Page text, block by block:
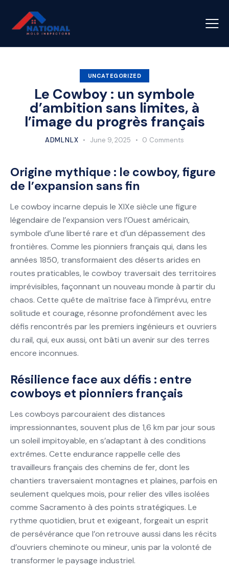
UNCATEGORIZED
Le Cowboy : un symbole
d’ambition sans limites, à
l’image du progrès français
ADMLNLX June 9, 2025 0 Comments
Origine mythique : le cowboy, figure
de l’expansion sans fin
Le cowboy incarne depuis le XIXe siècle une figure
légendaire de l’expansion vers l’Ouest américain,
symbole d’une liberté rare et d’un dépassement des
frontières. Comme les pionniers français qui, dans les
années 1850, transformaient des déserts arides en
routes praticables, le cowboy traversait des territoires
imprévisibles, façonnant un nouveau monde à partir du
chaos. Cette quête de maîtrise face à l’imprévu, entre
solitude et courage, résonne profondément avec les
défis rencontrés par les premiers ingénieurs et ouvriers
du rail, qui, eux aussi, ont bâti un avenir sur des terres
encore inconnues.
Résilience face aux défis : entre
cowboys et pionniers français
Les cowboys parcouraient des distances
impressionnantes, souvent plus de 1,6 km par jour sous
un soleil impitoyable, en s’adaptant à des conditions
extrêmes. Cette endurance rappelle celle des
travailleurs français des chemins de fer, dont les
chantiers traversaient montagnes et plaines, parfois en
seulement quelques mois, pour relier des villes isolées
comme Sacramento à des points stratégiques. Le
rythme quotidien, brut et exigeant, forgeait un esprit
de persévérance que l’on retrouve aussi dans les récits
d’ouvriers cheminote ou mineur, unis par la volonté de
transformer le paysage industriel.